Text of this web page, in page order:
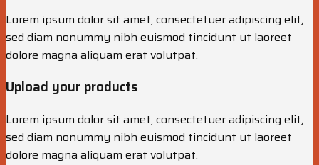
Lorem ipsum dolor sit amet, consectetuer adipiscing elit,
sed diam nonummy nibh euismod tincidunt ut laoreet
dolore magna aliquam erat volutpat.
Upload your products
Lorem ipsum dolor sit amet, consectetuer adipiscing elit,
sed diam nonummy nibh euismod tincidunt ut laoreet
dolore magna aliquam erat volutpat.